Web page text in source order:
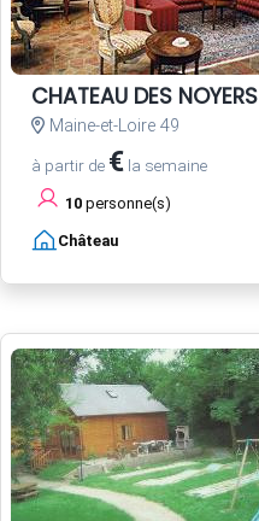
CHATEAU DES NOYERS
Maine-et-Loire 49
à partir de € la semaine
10 personne(s)
Château